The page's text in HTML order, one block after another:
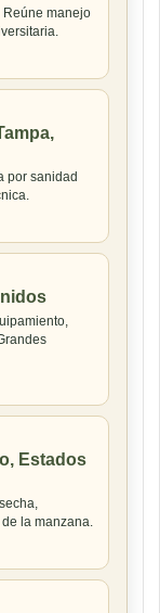
Reúne manejo
por sanidad
Estados
la manzana.